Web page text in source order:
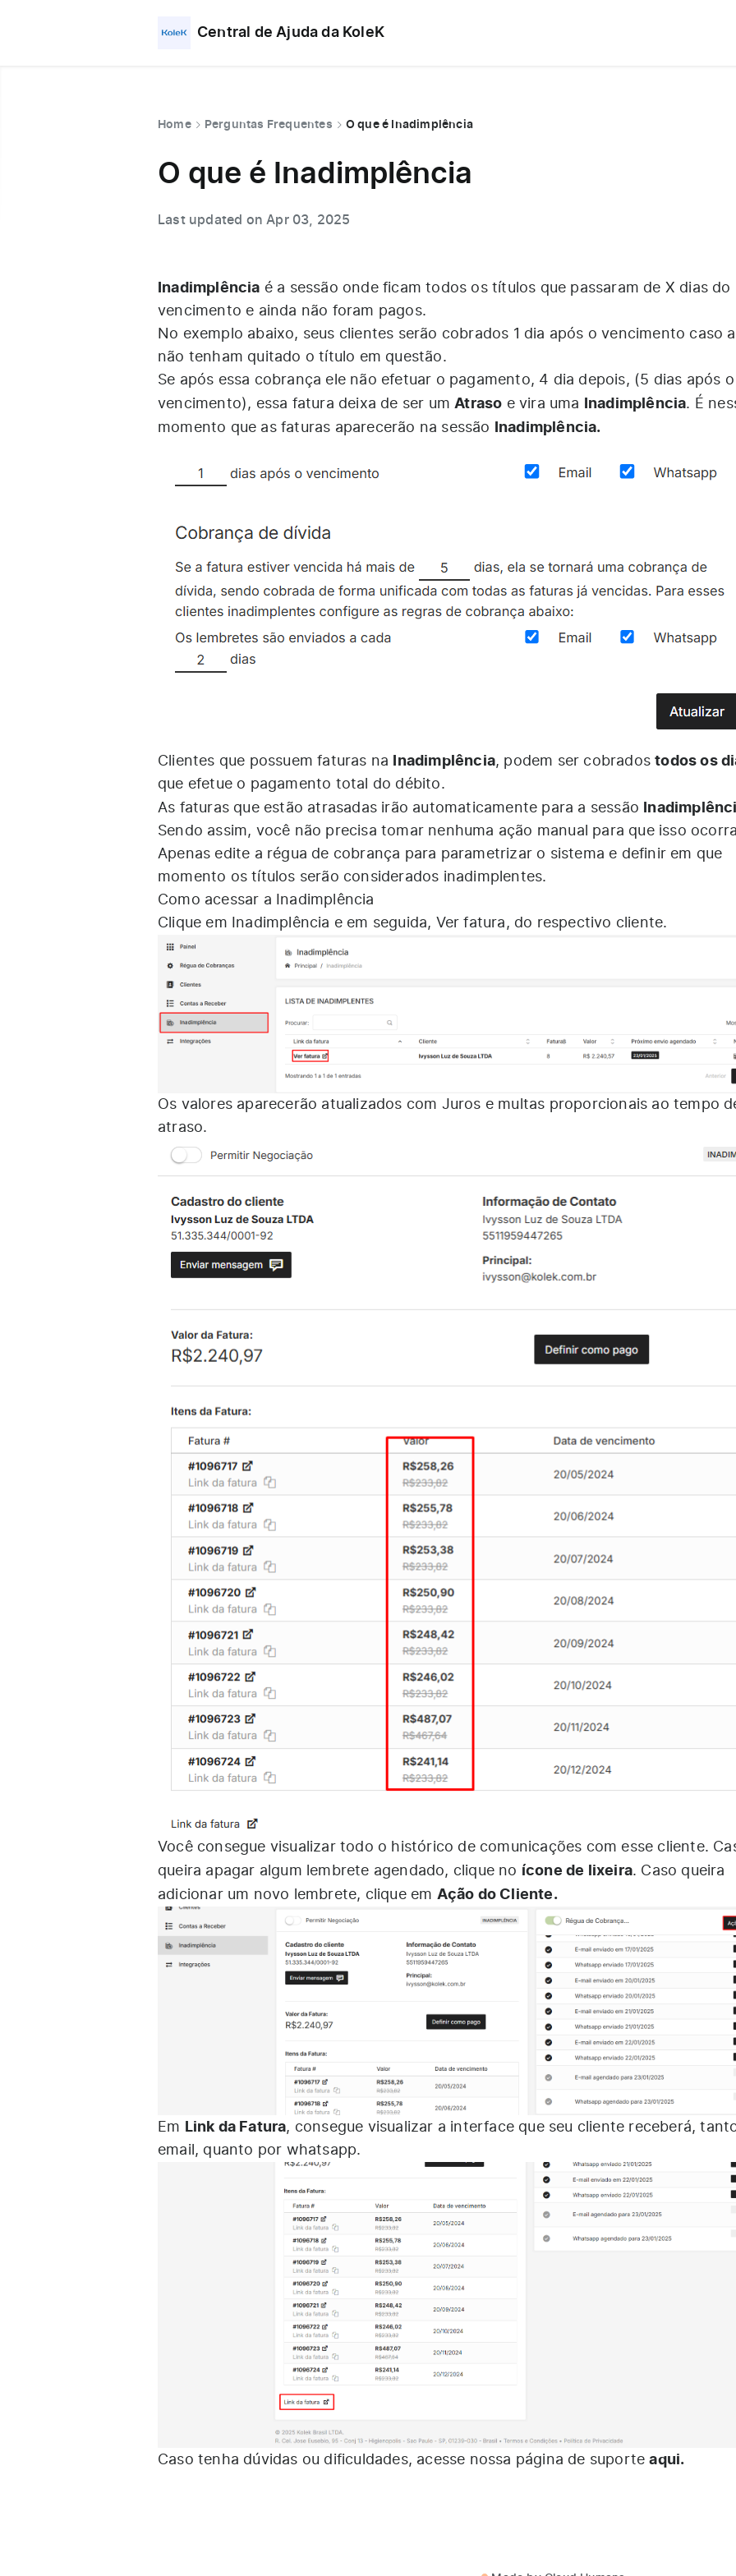
Central de Ajuda da KoleK
Home Perguntas Frequentes O que é Inadimplência
O que é Inadimplência
Last updated on Apr 03, 2025
Inadimplência é a sessão onde ficam todos os títulos que passaram de X dias do
vencimento e ainda não foram pagos.
No exemplo abaixo, seus clientes serão cobrados 1 dia após o vencimento caso
não tenham quitado o título em questão.
Se após essa cobrança ele não efetuar o pagamento, 4 dia depois, (5 dias após o
vencimento), essa fatura deixa de ser umAtraso e vira uma Inadimplência. É
momento que as faturas aparecerão na sessão Inadimplência.
Clientes que possuem faturas na Inadimplência, podem ser cobradostodos os
que efetue o pagamento total do débito.
As faturas que estão atrasadas irão automaticamente para a sessão
Sendo assim, você não precisa tomar nenhuma ação manual para que isso
Apenas edite a régua de cobrança para parametrizar o sistema e definir em que
momento os títulos serão considerados inadimplentes.
Como acessar a Inadimplência
Clique em Inadimplência e em seguida, Ver fatura, do respectivo cliente.
Os valores aparecerão atualizados com Juros e multas proporcionais ao tempo
atraso.
Você consegue visualizar todo o histórico de comunicações com esse cliente.
queira apagar algum lembrete agendado, clique no ícone de lixeira. Caso queira
adicionar um novo lembrete, clique em Ação do Cliente.
Em Link da Fatura, consegue visualizar a interface que seu cliente receberá,
email, quanto por whatsapp.
Caso tenha dúvidas ou dificuldades, acesse nossa página de suporteaqui.